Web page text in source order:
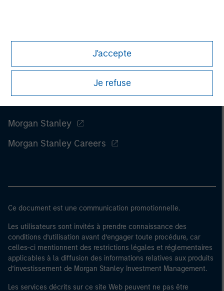
J'accepte
Je refuse
Morgan Stanley
Morgan Stanley Careers
Ce document est une communication promotionnelle.
Les utilisateurs sont invités à prendre connaissance des
conditions d’utilisation avant d’engager toute procédure, car
celles-ci mentionnent des restrictions légales et réglementaires
applicables à la diffusion des informations relatives aux produits
d’investissement de Morgan Stanley Investment Management.
Les services décrits sur ce site Web peuvent ne pas être